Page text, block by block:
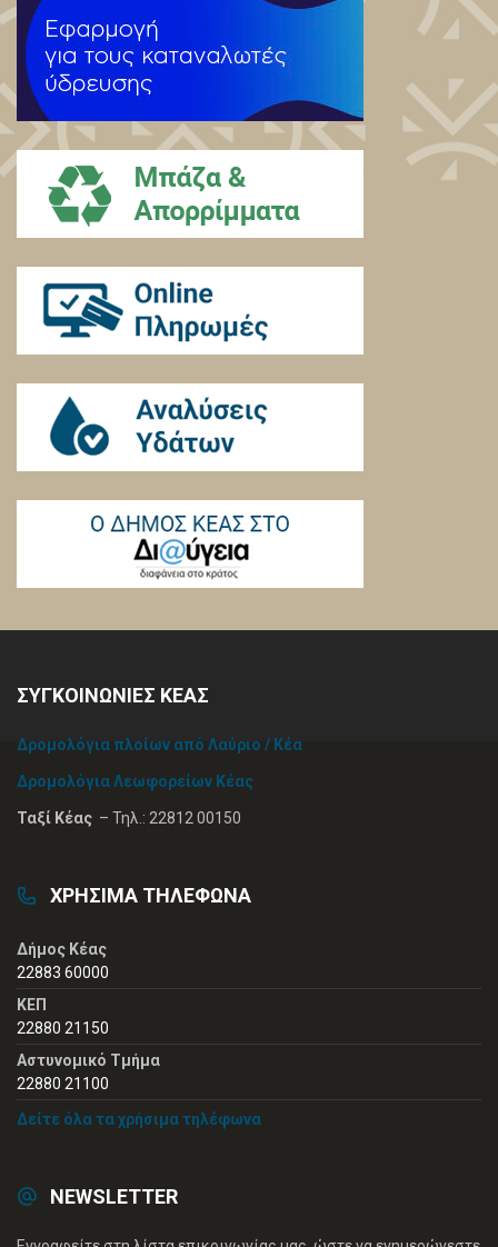
ΣΥΓΚΟΙΝΩΝΙΕΣ ΚΕΑΣ
Δρομολόγια πλοίων από Λαύριο / Κέα
Δρομολόγια Λεωφορείων Κέας
Ταξί Κέας – Τηλ.: 22812 00150
ΧΡΗΣΙΜΑ ΤΗΛΕΦΩΝΑ
Δήμος Κέας
22883 60000
ΚΕΠ
22880 21150
Αστυνομικό Τμήμα
22880 21100
Δείτε όλα τα χρήσιμα τηλέφωνα
NEWSLETTER